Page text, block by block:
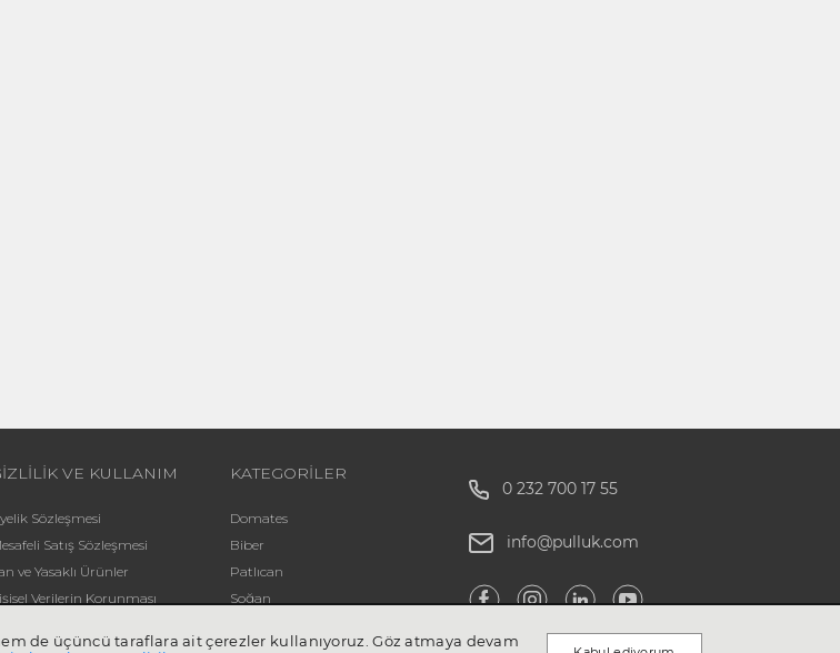
VE KULLANIM
Sözleşmesi
Satış Sözleşmesi
ve Yasaklı Ürünler
Verilerin Korunması
KATEGORİLER
Domates
Biber
Patlıcan
Soğan
0 232 700 17 55
info@pulluk.com
de üçüncü taraflara ait çerezler kullanıyoruz. Göz atmaya devam